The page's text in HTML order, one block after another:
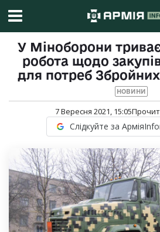
У Міноборони
робота щодо
для потреб
НОВИНИ
7 Вересня 2021, 15:05
Слідкуйте за